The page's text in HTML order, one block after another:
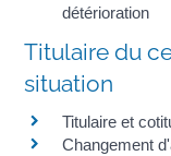
détérioration
Titulaire du
situation
Titulaire et
Changement